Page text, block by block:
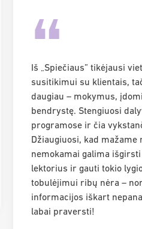
“
Iš „Spiečiaus” tikėjausi
susitikimui su klientais,
daugiau – mokymus,
bendrystę. Stengiuosi
programose ir čia
Džiaugiuosi, kad mažame
nemokamai galima
lektorius ir gauti tokio
tobulėjimui ribų nėra –
informacijos iškart
labai praversti!